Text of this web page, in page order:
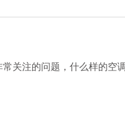
注的问题，什么样的空